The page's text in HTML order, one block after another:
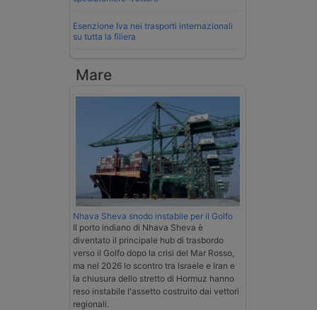
Esenzione Iva nei trasporti internazionali
su tutta la filiera
Mare
Nhava Sheva snodo instabile per il Golfo
Il porto indiano di Nhava Sheva è
diventato il principale hub di trasbordo
verso il Golfo dopo la crisi del Mar Rosso,
ma nel 2026 lo scontro tra Israele e Iran e
la chiusura dello stretto di Hormuz hanno
reso instabile l'assetto costruito dai vettori
regionali.